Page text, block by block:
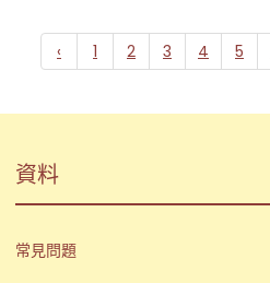
‹ 1 2 3 4 5
資料
常見問題